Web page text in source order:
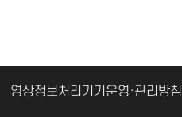
영상정보처리기기운영·관리방침